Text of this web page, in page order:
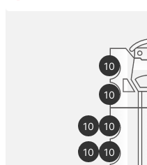
10
10
10
10
10
10